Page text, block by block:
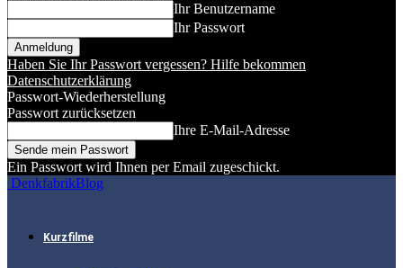
Ihr Benutzername
Ihr Passwort
Haben Sie Ihr Passwort vergessen? Hilfe bekommen
Datenschutzerklärung
Passwort-Wiederherstellung
Passwort zurücksetzen
Ihre E-Mail-Adresse
Ein Passwort wird Ihnen per Email zugeschickt.
DenkfabrikBlog
Kurzfilme